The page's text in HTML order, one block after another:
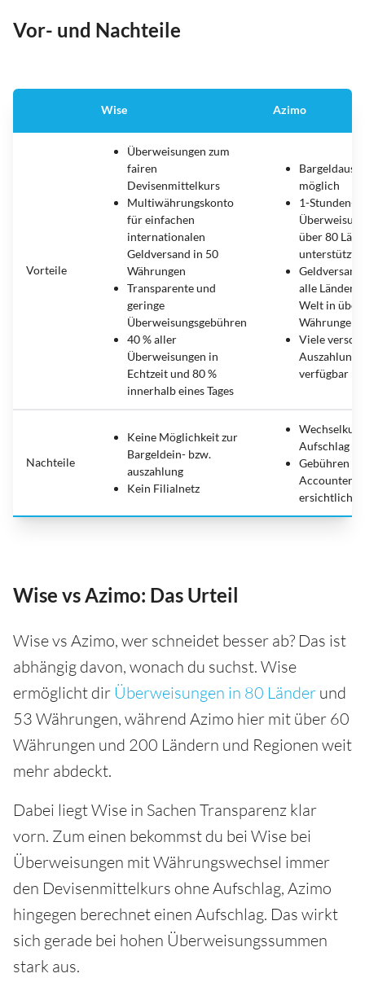
Vor- und Nachteile
Wise Azimo
Vorteile
Überweisungen zum
fairen
Devisenmittelkurs
Multiwährungskonto
für einfachen
internationalen
Geldversand in 50
Währungen
Transparente und
geringe
Überweisungsgebühren
40 % aller
Überweisungen in
Echtzeit und 80 %
innerhalb eines Tages
möglich
1-Stunden-
über 80
unterstützt
alle Länder
Welt in über
Währungen
Viele
verfügbar
Nachteile
Keine Möglichkeit zur
Bargeldein- bzw.
auszahlung
Kein Filialnetz
Aufschlag
Gebühren
ersichtlich
Wise vs Azimo: Das Urteil
Wise vs Azimo, wer schneidet besser ab? Das ist
abhängig davon, wonach du suchst. Wise
ermöglicht dir Überweisungen in 80 Länder und
53 Währungen, während Azimo hier mit über 60
Währungen und 200 Ländern und Regionen weit
mehr abdeckt.
Dabei liegt Wise in Sachen Transparenz klar
vorn. Zum einen bekommst du bei Wise bei
Überweisungen mit Währungswechsel immer
den Devisenmittelkurs ohne Aufschlag, Azimo
hingegen berechnet einen Aufschlag. Das wirkt
sich gerade bei hohen Überweisungssummen
stark aus.